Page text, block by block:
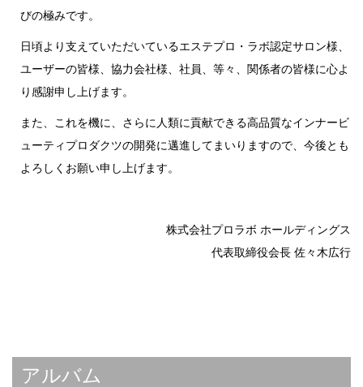
びの極みです。
日頃より支えていただいているエステプロ・ラボ認定サロン様、
ユーザーの皆様、協力会社様、社員、等々、関係者の皆様に心よ
り感謝申し上げます。
また、これを機に、さらに人類に貢献できる高品質なインナービ
ューティプロダクツの開発に邁進してまいりますので、今後とも
よろしくお願い申し上げます。
株式会社プロラボ ホールディングス
代表取締役会長 佐々木広行
アルバム